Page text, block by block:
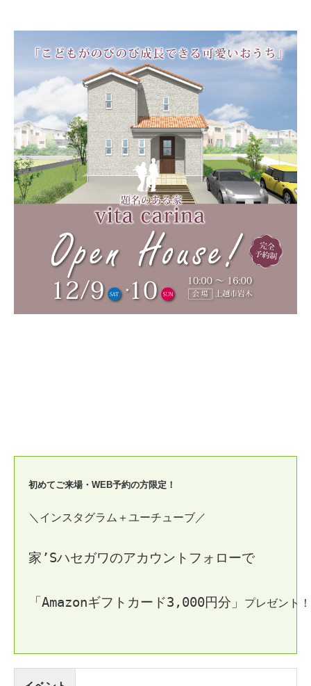
初めてご来場・WEB予約の方限定！
＼インスタグラム＋ユーチューブ／
家’Sハセガワのアカウントフォローで
「Amazonギフトカード3,000円分」 プレゼント！